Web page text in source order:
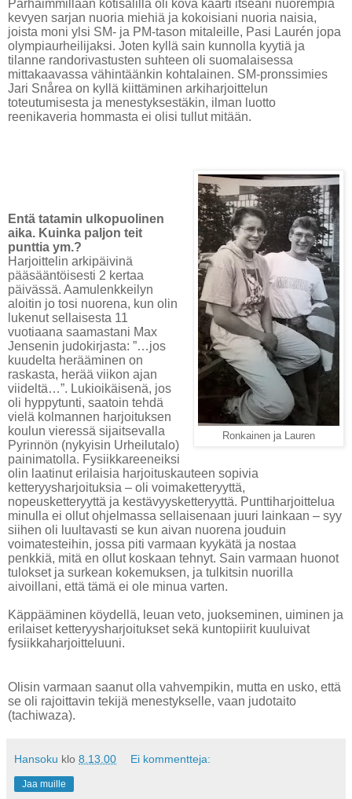
Parhaimmillaan kotisalilla oli kova kaarti itseäni nuorempia
kevyen sarjan nuoria miehiä ja kokoisiani nuoria naisia,
joista moni ylsi SM- ja PM-tason mitaleille, Pasi Laurén jopa
olympiaurheilijaksi. Joten kyllä sain kunnolla kyytiä ja
tilanne randorivastusten suhteen oli suomalaisessa
mittakaavassa vähintäänkin kohtalainen. SM-pronssimies
Jari Snårea on kyllä kiittäminen arkiharjoittelun
toteutumisesta ja menestyksestäkin, ilman luotto
reenikaveria hommasta ei olisi tullut mitään.
Ronkainen ja Lauren
Entä tatamin ulkopuolinen
aika. Kuinka paljon teit
punttia ym.?
Harjoittelin arkipäivinä
pääsääntöisesti 2 kertaa
päivässä. Aamulenkkeilyn
aloitin jo tosi nuorena, kun olin
lukenut sellaisesta 11
vuotiaana saamastani Max
Jensenin judokirjasta: ”…jos
kuudelta herääminen on
raskasta, herää viikon ajan
viideltä…”. Lukioikäisenä, jos
oli hyppytunti, saatoin tehdä
vielä kolmannen harjoituksen
koulun vieressä sijaitsevalla
Pyrinnön (nykyisin Urheilutalo)
painimatolla. Fysiikkareeneiksi
olin laatinut erilaisia harjoituskauteen sopivia
ketteryysharjoituksia – oli voimaketteryyttä,
nopeusketteryyttä ja kestävyysketteryyttä. Punttiharjoittelua
minulla ei ollut ohjelmassa sellaisenaan juuri lainkaan – syy
siihen oli luultavasti se kun aivan nuorena jouduin
voimatesteihin, jossa piti varmaan kyykätä ja nostaa
penkkiä, mitä en ollut koskaan tehnyt. Sain varmaan huonot
tulokset ja surkean kokemuksen, ja tulkitsin nuorilla
aivoillani, että tämä ei ole minua varten.
Käppääminen köydellä, leuan veto, juokseminen, uiminen ja
erilaiset ketteryysharjoitukset sekä kuntopiirit kuuluivat
fysiikkaharjoitteluuni.
Olisin varmaan saanut olla vahvempikin, mutta en usko, että
se oli rajoittavin tekijä menestykselle, vaan judotaito
(tachiwaza).
Hansoku klo 8.13.00 Ei kommentteja:
Jaa muille